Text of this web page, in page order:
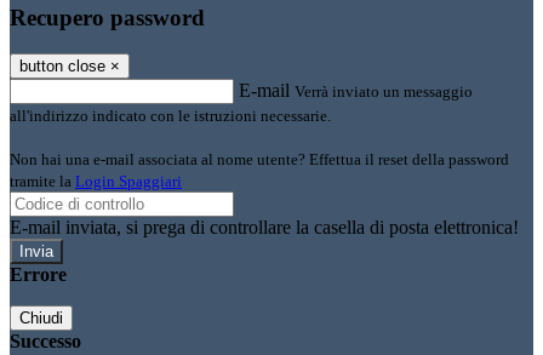
Recupero password
button close ×
E-mail Verrà inviato un messaggio
all'indirizzo indicato con le istruzioni necessarie.
Non hai una e-mail associata al nome utente? Effettua il reset della password
tramite la Login Spaggiari
E-mail inviata, si prega di controllare la casella di posta elettronica!
Errore
Chiudi
Successo